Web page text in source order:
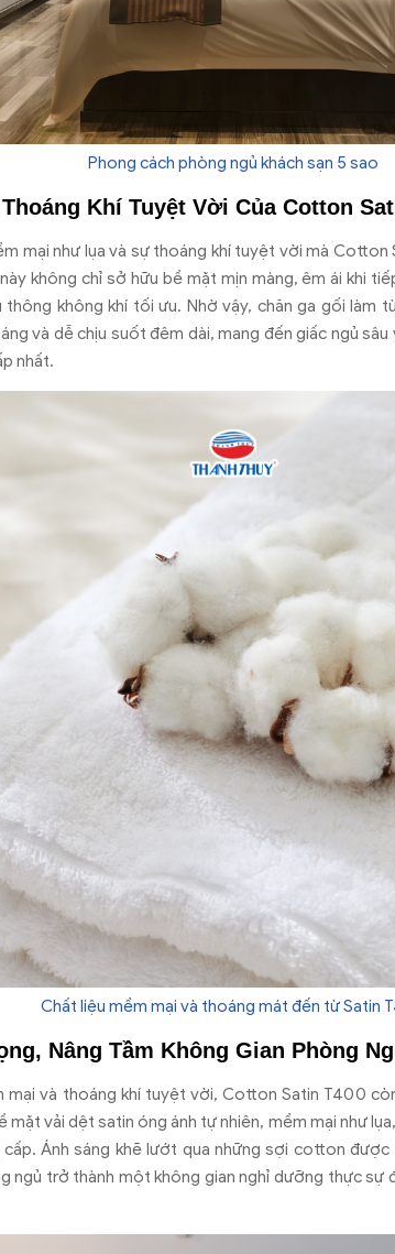
Phong cách phòng ngủ khách sạn 5 sao
Khí Tuyệt Vời Của Cotton
mại như lụa và sự thoáng khí tuyệt vời mà Cotton
không chỉ sở hữu bề mặt mịn màng, êm ái khi
thông không khí tối ưu. Nhờ vậy, chăn ga gối
và dễ chịu suốt đêm dài, mang đến giấc ngủ sâu
nhất.
Chất liệu mềm mại và thoáng mát đến từ Satin
Nâng Tầm Không Gian Phòng
mại và thoáng khí tuyệt vời, Cotton Satin T400
mặt vải dệt satin óng ánh tự nhiên, mềm mại như
Ánh sáng khẽ lướt qua những sợi cotton
ngủ trở thành một không gian nghỉ dưỡng thực sự